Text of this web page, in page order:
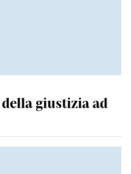
giustizia ad